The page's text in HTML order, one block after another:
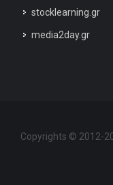
stocklearning.gr
media2day.gr
Copyrights © 2012-